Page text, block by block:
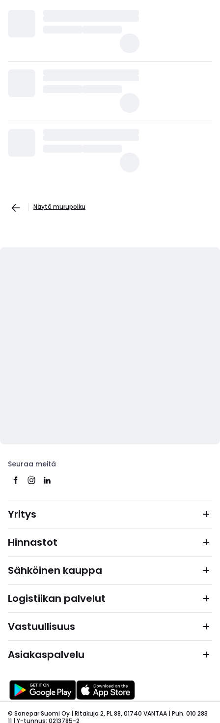
Näytä murupolku
Seuraa meitä
Yritys
Hinnastot
Sähköinen kauppa
Logistiikan palvelut
Vastuullisuus
Asiakaspalvelu
© Sonepar Suomi Oy | Ritakuja 2, PL 88, 01740 VANTAA | Puh. 010 283
11 | Y-tunnus: 0213785-2